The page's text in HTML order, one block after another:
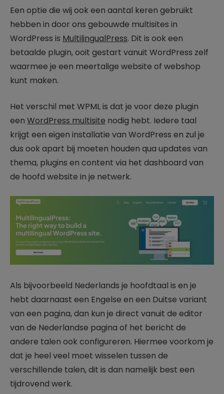
Een optie die wij ook een aantal keren gebruikt
hebben in door ons gebouwde multisites in
WordPress is MultilingualPress. Dit is ook een
betaalde plugin, ooit gestart vanuit WordPress zelf
waarmee je een meertalige website of webshop
kunt maken.
Het verschil met WPML is dat je voor deze plugin
een WordPress multisite nodig hebt. Iedere taal
krijgt een eigen installatie van WordPress en zul je
dus ook apart bij moeten houden qua updates van
thema, plugins en content via het dashboard van
de hoofd website in je netwerk.
Als bijvoorbeeld Nederlands je hoofdtaal is en je
hebt daarnaast een Engelse en een Duitse variant
van een pagina, dan kun je direct vanuit de editor
van de Nederlandse pagina of het bericht de
andere talen ook configureren. Hiermee voorkom je
dat je heel veel moet wisselen tussen de
verschillende talen, dit is dan namelijk best een
tijdrovend werk.